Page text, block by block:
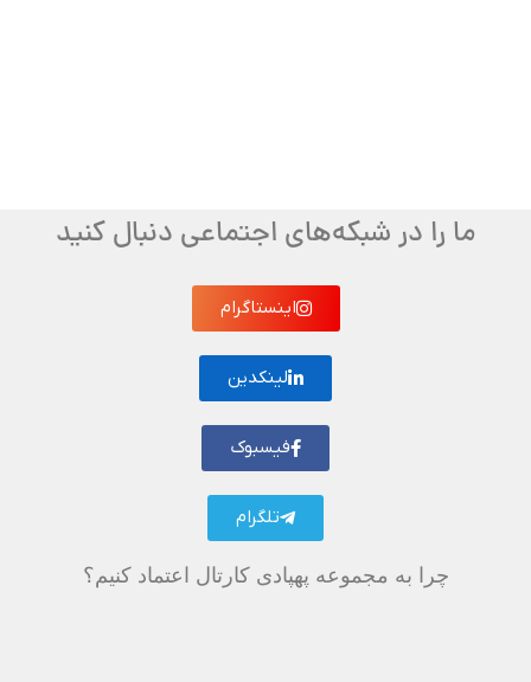
ما را در شبکه‌های اجتماعی دنبال کنید
اینستاگرام
لینکدین
فیسبوک
تلگرام
چرا به مجموعه پهپادی کارتال اعتماد کنیم؟